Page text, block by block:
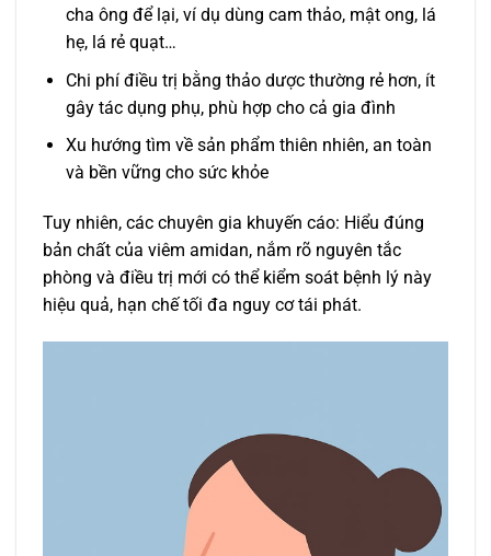
cha ông để lại, ví dụ dùng cam thảo, mật ong, lá
hẹ, lá rẻ quạt…
Chi phí điều trị bằng thảo dược thường rẻ hơn, ít
gây tác dụng phụ, phù hợp cho cả gia đình
Xu hướng tìm về sản phẩm thiên nhiên, an toàn
và bền vững cho sức khỏe
Tuy nhiên, các chuyên gia khuyến cáo: Hiểu đúng
bản chất của viêm amidan, nắm rõ nguyên tắc
phòng và điều trị mới có thể kiểm soát bệnh lý này
hiệu quả, hạn chế tối đa nguy cơ tái phát.